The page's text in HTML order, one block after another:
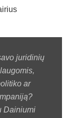
juridinių
ar
Dainiumi